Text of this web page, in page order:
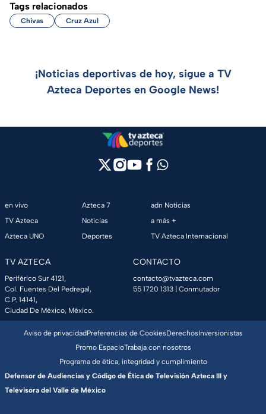
Tags relacionados
Chivas Cruz Azul
¡Noticias deportivas de hoy, sigue a TV
Azteca Deportes en Google News!
en vivo
TV Azteca
Azteca UNO
Azteca 7
Noticias
Deportes
adn Noticias
a más +
TV Azteca Internacional
TV AZTECA
Periférico Sur 4121,
Col. Fuentes Del Pedregal,
C.P. 14141,
Ciudad De México, México.
CONTACTO
contacto@tvazteca.com
55 1720 1313 | Conmutador
Aviso de privacidadPreferencias de CookiesDerechosInversionistas
Promo EspacioTrabaja con nosotros
Programa de ética, integridad y cumplimiento
Defensor de Audiencias y Código de Ética de Televisión Azteca III y
Televisora del Valle de México